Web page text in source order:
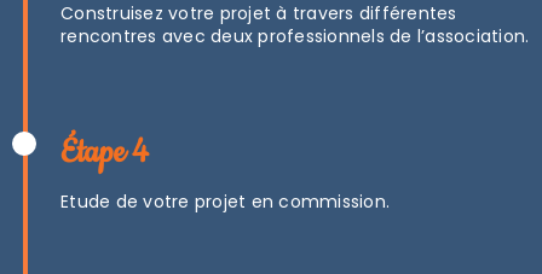
Construisez votre projet à travers différentes
rencontres avec deux professionnels de l’association.
Étape 4
Etude de votre projet en commission.